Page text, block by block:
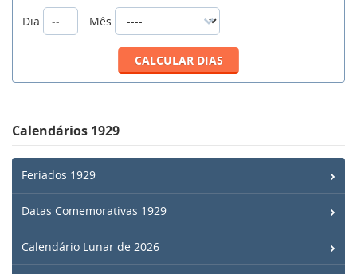
Dia
Mês
Calendários 1929
Feriados 1929
Datas Comemorativas 1929
Calendário Lunar de 2026